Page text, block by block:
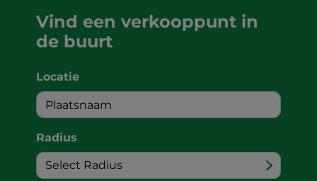
Vind een verkooppunt in
de buurt
Locatie
Radius